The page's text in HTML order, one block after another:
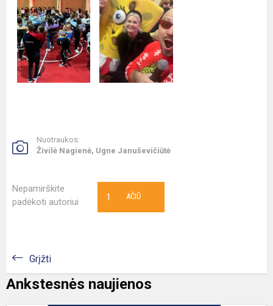
Nuotraukos:
Živilė Nagienė, Ugne Januševičiūtė
Nepamirškite
padėkoti autoriui
AČIŪ
1
Grįžti
Ankstesnės naujienos